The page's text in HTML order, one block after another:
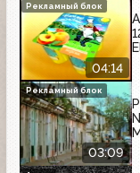
04:14
Рекламный блок
03:09
Рекламный блок